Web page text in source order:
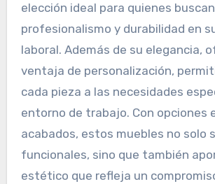
elección ideal para quienes
profesionalismo y durabilidad en
laboral. Además de su elegancia,
ventaja de personalización,
cada pieza a las necesidades
entorno de trabajo. Con opciones
acabados, estos muebles no solo
funcionales, sino que también
estético que refleja un